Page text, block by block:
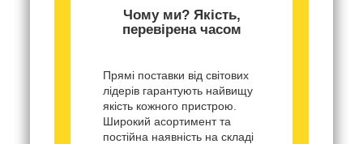
Чому ми? Якість,
перевірена часом
Прямі поставки від світових
лідерів гарантують найвищу
якість кожного пристрою.
Широкий асортимент та
постійна наявність на складі